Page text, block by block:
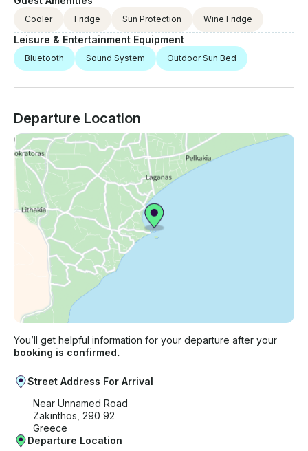
Cooler Fridge Sun Protection Wine Fridge
Leisure & Entertainment Equipment
Bluetooth Sound System Outdoor Sun Bed
Departure Location
You’ll get helpful information for your departure after your
booking is confirmed.
Street Address For Arrival
Near Unnamed Road
Zakinthos, 290 92
Greece
Departure Location